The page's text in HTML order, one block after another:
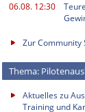
06.08. 12:30
Zur Community
Thema:
Aktuelles zu
Training und